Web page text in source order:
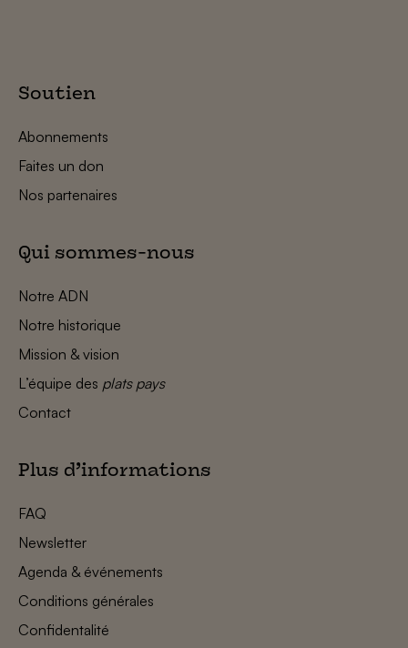
Soutien
Abonnements
Faites un don
Nos partenaires
Qui sommes-nous
Notre ADN
Notre historique
Mission & vision
L’équipe des plats pays
Contact
Plus d’informations
FAQ
Newsletter
Agenda & événements
Conditions générales
Confidentalité